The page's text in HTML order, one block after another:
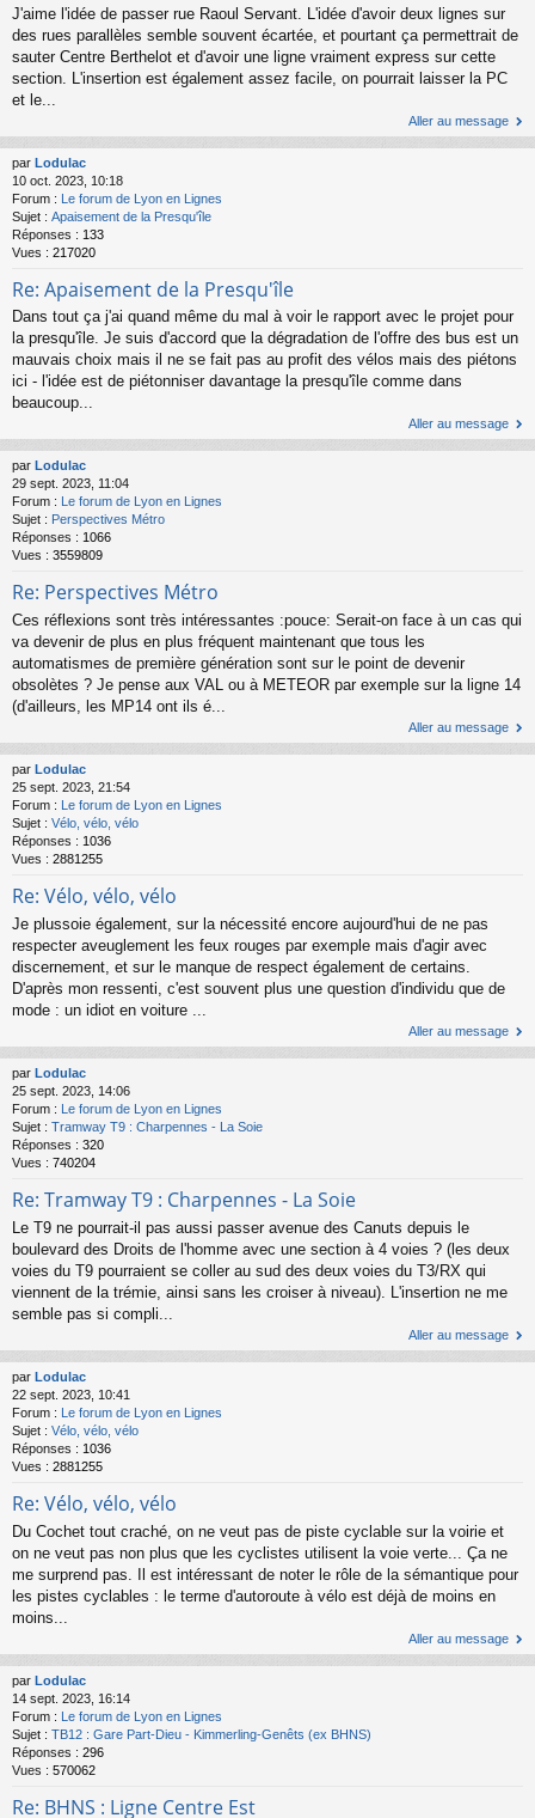
J'aime l'idée de passer rue Raoul Servant. L'idée d'avoir deux lignes sur
des rues parallèles semble souvent écartée, et pourtant ça permettrait de
sauter Centre Berthelot et d'avoir une ligne vraiment express sur cette
section. L'insertion est également assez facile, on pourrait laisser la PC
et le...
Aller au message
par Lodulac
10 oct. 2023, 10:18
Forum : Le forum de Lyon en Lignes
Sujet : Apaisement de la Presqu'île
Réponses : 133
Vues : 217020
Re: Apaisement de la Presqu'île
Dans tout ça j'ai quand même du mal à voir le rapport avec le projet pour
la presqu'île. Je suis d'accord que la dégradation de l'offre des bus est un
mauvais choix mais il ne se fait pas au profit des vélos mais des piétons
ici - l'idée est de piétonniser davantage la presqu'île comme dans
beaucoup...
Aller au message
par Lodulac
29 sept. 2023, 11:04
Forum : Le forum de Lyon en Lignes
Sujet : Perspectives Métro
Réponses : 1066
Vues : 3559809
Re: Perspectives Métro
Ces réflexions sont très intéressantes :pouce: Serait-on face à un cas qui
va devenir de plus en plus fréquent maintenant que tous les
automatismes de première génération sont sur le point de devenir
obsolètes ? Je pense aux VAL ou à METEOR par exemple sur la ligne 14
(d'ailleurs, les MP14 ont ils é...
Aller au message
par Lodulac
25 sept. 2023, 21:54
Forum :
Le forum de Lyon en Lignes
Sujet : Vélo, vélo, vélo
Réponses : 1036
Vues : 2881255
Re: Vélo, vélo, vélo
Je plussoie également, sur la nécessité encore aujourd'hui de ne pas
respecter aveuglement les feux rouges par exemple mais d'agir avec
discernement, et sur le manque de respect également de certains.
D'après mon ressenti, c'est souvent plus une question d'individu que de
mode : un idiot en voiture ...
Aller au message
par Lodulac
25 sept. 2023, 14:06
Forum : Le forum de Lyon en Lignes
Sujet : Tramway T9 : Charpennes - La Soie
Réponses : 320
Vues : 740204
Re: Tramway T9 : Charpennes - La Soie
Le T9 ne pourrait-il pas aussi passer avenue des Canuts depuis le
boulevard des Droits de l'homme avec une section à 4 voies ? (les deux
voies du T9 pourraient se coller au sud des deux voies du T3/RX qui
viennent de la trémie, ainsi sans les croiser à niveau). L'insertion ne me
semble pas si compli...
Aller au message
par Lodulac
22 sept. 2023, 10:41
Forum : Le forum de Lyon en Lignes
Sujet : Vélo, vélo, vélo
Réponses : 1036
Vues : 2881255
Re: Vélo, vélo, vélo
Du Cochet tout craché, on ne veut pas de piste cyclable sur la voirie et
on ne veut pas non plus que les cyclistes utilisent la voie verte... Ça ne
me surprend pas. Il est intéressant de noter le rôle de la sémantique pour
les pistes cyclables : le terme d'autoroute à vélo est déjà de moins en
moins...
Aller au message
par Lodulac
14 sept. 2023, 16:14
Forum : Le forum de Lyon en Lignes
Sujet : TB12 : Gare Part-Dieu - Kimmerling-Genêts (ex BHNS)
Réponses : 296
Vues : 570062
Re: BHNS : Ligne Centre Est